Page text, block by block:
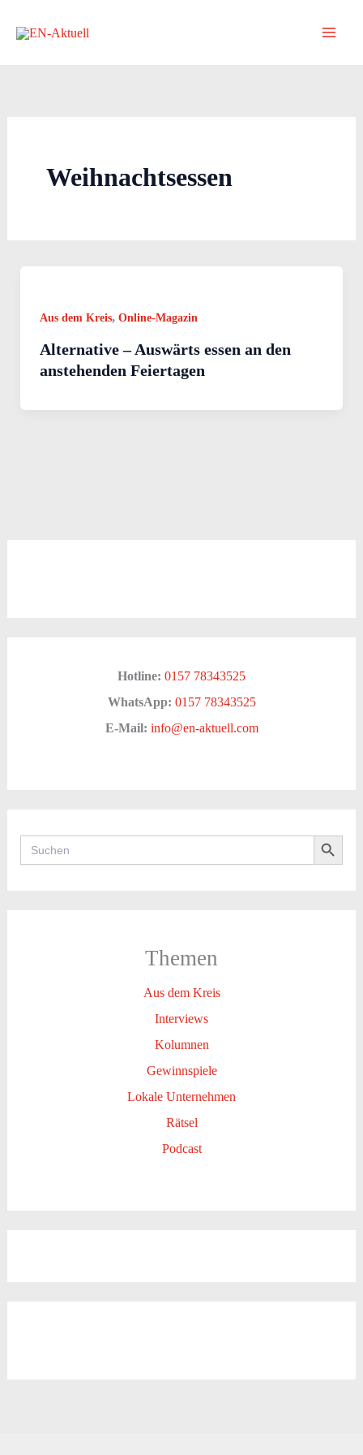
Inhalt
Weihnachtsessen
Aus dem Kreis, Online-Magazin
Alternative – Auswärts essen an den
anstehenden Feiertagen
Hotline: 0157 78343525
WhatsApp: 0157 78343525
E-Mail: info@en-aktuell.com
Search
for:
Search Button
Themen
Aus dem Kreis
Interviews
Kolumnen
Gewinnspiele
Lokale Unternehmen
Rätsel
Podcast